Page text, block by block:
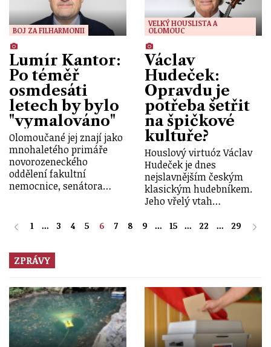
BOJ ZA FILHARMONII
Lumír Kantor:
Po téměř
osmdesáti
letech by bylo
"vymalováno"
Olomoučané jej znají jako
mnohaletého primáře
novorozeneckého
oddělení fakultní
nemocnice, senátora…
VELKÝ HOUSLISTA A
OLOMOUC
Václav
Hudeček:
Opravdu je
potřeba šetřit
na špičkové
kultuře?
Houslový virtuóz Václav
Hudeček je dnes
nejslavnějším českým
klasickým hudebníkem.
Jeho vřelý vtah…
1 ... 3 4 5 6 7 8 9 ... 15 ... 22 ... 29
ZPRÁVY